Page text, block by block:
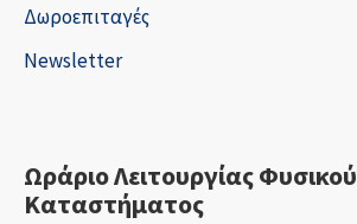
Δωροεπιταγές
Newsletter
Ωράριο Λειτουργίας Φυσικού
Καταστήματος